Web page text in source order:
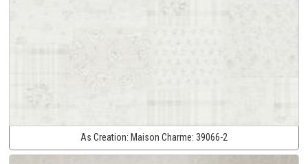
As Creation: Maison Charme: 39066-2